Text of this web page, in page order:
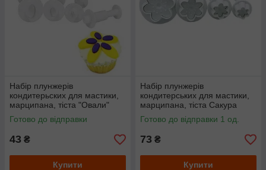
Набір плунжерів
кондитерьских для мастики,
марципана, тіста "Овали"
Готово до відправки
43 ₴
Купити
Набір плунжерів
кондитерських для мастики,
марципана, тіста Сакура
Готово до відправки 1 од.
73 ₴
Купити